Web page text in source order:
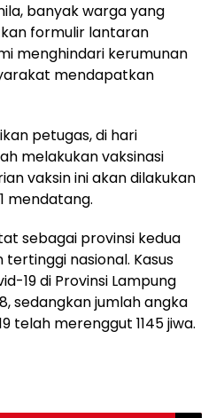
banyak warga yang
formulir lantaran
menghindari kerumunan
mendapatkan
petugas, di hari
melakukan vaksinasi
vaksin ini akan dilakukan
mendatang.
sebagai provinsi kedua
nasional. Kasus
19 di Provinsi Lampung
sedangkan jumlah angka
telah merenggut 1145 jiwa.